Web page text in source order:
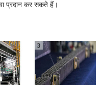
प्रदान कर सकते हैं।